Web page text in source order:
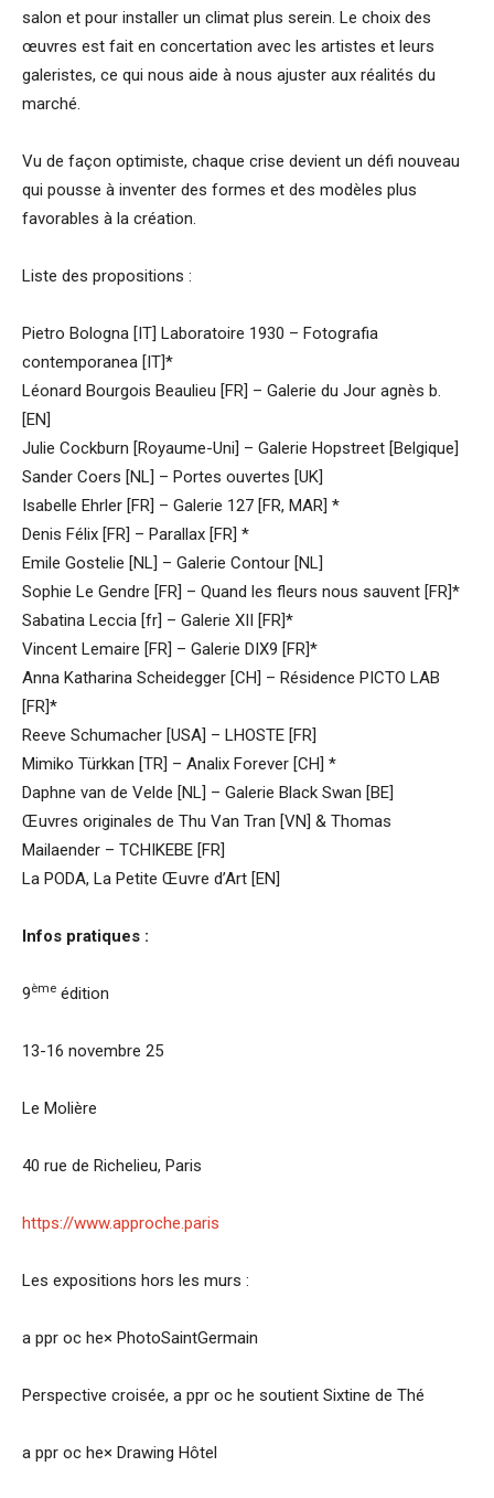
salon et pour installer un climat plus serein. Le choix des
œuvres est fait en concertation avec les artistes et leurs
galeristes, ce qui nous aide à nous ajuster aux réalités du
marché.
Vu de façon optimiste, chaque crise devient un défi nouveau
qui pousse à inventer des formes et des modèles plus
favorables à la création.
Liste des propositions :
Pietro Bologna [IT] Laboratoire 1930 – Fotografia
contemporanea [IT]*
Léonard Bourgois Beaulieu [FR] – Galerie du Jour agnès b.
[EN]
Julie Cockburn [Royaume-Uni] – Galerie Hopstreet [Belgique]
Sander Coers [NL] – Portes ouvertes [UK]
Isabelle Ehrler [FR] – Galerie 127 [FR, MAR] *
Denis Félix [FR] – Parallax [FR] *
Emile Gostelie [NL] – Galerie Contour [NL]
Sophie Le Gendre [FR] – Quand les fleurs nous sauvent [FR]*
Sabatina Leccia [fr] – Galerie XII [FR]*
Vincent Lemaire [FR] – Galerie DIX9 [FR]*
Anna Katharina Scheidegger [CH] – Résidence PICTO LAB
[FR]*
Reeve Schumacher [USA] – LHOSTE [FR]
Mimiko Türkkan [TR] – Analix Forever [CH] *
Daphne van de Velde [NL] – Galerie Black Swan [BE]
Œuvres originales de Thu Van Tran [VN] & Thomas
Mailaender – TCHIKEBE [FR]
La PODA, La Petite Œuvre d’Art [EN]
Infos pratiques :
9ème édition
13-16 novembre 25
Le Molière
40 rue de Richelieu, Paris
https://www.approche.paris
Les expositions hors les murs :
a ppr oc he× PhotoSaintGermain
Perspective croisée, a ppr oc he soutient Sixtine de Thé
a ppr oc he× Drawing Hôtel